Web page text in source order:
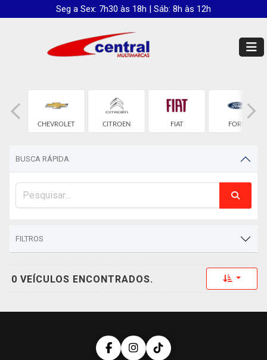
Seg a Sex: 7h30 às 18h | Sáb: 8h às 12h
CHEVROLET
CITROEN FIAT FORD
BUSCA RÁPIDA
FILTROS
0 VEÍCULOS ENCONTRADOS. Toggle